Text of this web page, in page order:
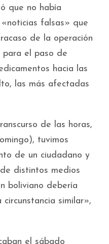
que no había
falsas» que
de la operación
para el paso de
hacia las
las más afectadas
de las horas,
tuvimos
de un ciudadano y
distintos medios
boliviano debería
similar»,
el sábado